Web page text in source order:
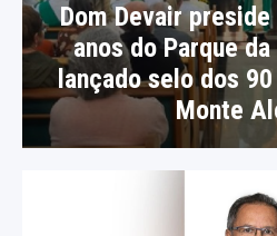
Dom Devair
anos do Parque
lançado selo dos
Monte